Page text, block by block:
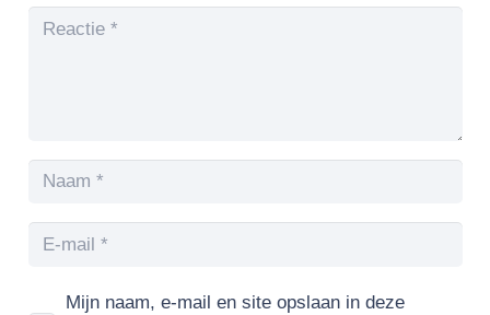
Mijn naam, e-mail en site opslaan in deze